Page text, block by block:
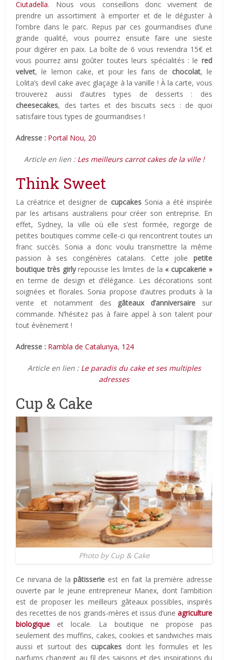
Ciutadella. Nous vous conseillons donc vivement de
prendre un assortiment à emporter et de le déguster à
l’ombre dans le parc. Repus par ces gourmandises d’une
grande qualité, vous pourrez ensuite faire une sieste
pour digérer en paix. La boîte de 6 vous reviendra 15€ et
vous pourrez ainsi goûter toutes leurs spécialités : le red
velvet, le lemon cake, et pour les fans de chocolat, le
Lolita’s devil cake avec glaçage à la vanille ! À la carte, vous
trouverez aussi d’autres types de desserts : des
cheesecakes, des tartes et des biscuits secs : de quoi
satisfaire tous types de gourmandises !
Adresse : Portal Nou, 20
Article en lien : Les meilleurs carrot cakes de la ville !
Think Sweet
La créatrice et designer de cupcakesSonia a été inspirée
par les artisans australiens pour créer son entreprise. En
effet, Sydney, la ville où elle s’est formée, regorge de
petites boutiques comme celle-ci qui rencontrent toutes un
franc succès. Sonia a donc voulu transmettre la même
passion à ses congénères catalans. Cette jolie petite
boutique très girlyrepousse les limites de la « cupcakerie »
en terme de design et d’élégance. Les décorations sont
soignées et florales. Sonia propose d’autres produits à la
vente et notamment des gâteaux d’anniversaire sur
commande. N’hésitez pas à faire appel à son talent pour
tout évènement !
Adresse : Rambla de Catalunya, 124
Article en lien : Le paradis du cake et ses multiples
adresses
Cup & Cake
Photo by Cup & Cake
Ce nirvana de lapâtisserie est en fait la première adresse
ouverte par le jeune entrepreneur Manex, dont l’ambition
est de proposer les meilleurs gâteaux possibles, inspirés
des recettes de nos grands-mères et issus d’une agriculture
biologique et locale. La boutique ne propose pas
seulement des muffins, cakes, cookies et sandwiches mais
aussi et surtout des cupcakes dont les formules et les
parfums changent au fil des saisons et des inspirations du